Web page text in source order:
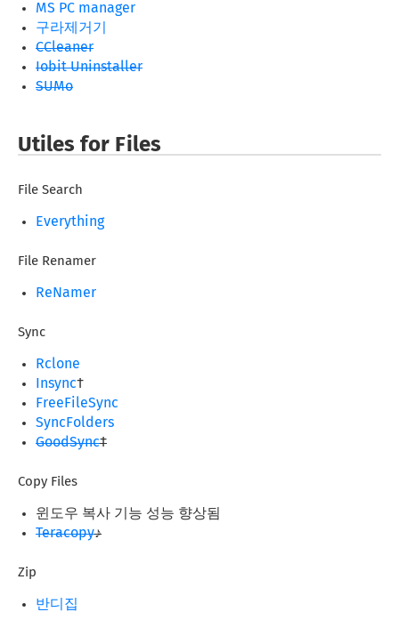
MS PC manager
구라제거기
CCleaner
Iobit Uninstaller
SUMo
Utiles for Files
File Search
Everything
File Renamer
ReNamer
Sync
Rclone
Insync†
FreeFileSync
SyncFolders
GoodSync†
Copy Files
윈도우 복사 기능 성능 향상됨
Teracopy♪
Zip
반디집